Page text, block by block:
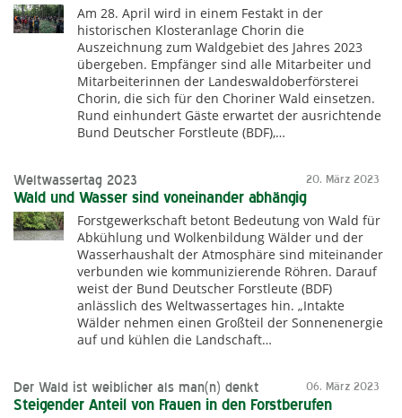
Am 28. April wird in einem Festakt in der
historischen Klosteranlage Chorin die
Auszeichnung zum Waldgebiet des Jahres 2023
übergeben. Empfänger sind alle Mitarbeiter und
Mitarbeiterinnen der Landeswaldoberförsterei
Chorin, die sich für den Choriner Wald einsetzen.
Rund einhundert Gäste erwartet der ausrichtende
Bund Deutscher Forstleute (BDF),…
20. März 2023
Weltwassertag 2023
Wald und Wasser sind voneinander abhängig
Forstgewerkschaft betont Bedeutung von Wald für
Abkühlung und Wolkenbildung Wälder und der
Wasserhaushalt der Atmosphäre sind miteinander
verbunden wie kommunizierende Röhren. Darauf
weist der Bund Deutscher Forstleute (BDF)
anlässlich des Weltwassertages hin. „Intakte
Wälder nehmen einen Großteil der Sonnenenergie
auf und kühlen die Landschaft…
06. März 2023
Der Wald ist weiblicher als man(n) denkt
Steigender Anteil von Frauen in den Forstberufen